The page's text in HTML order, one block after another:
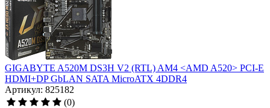
GIGABYTE A520M DS3H V2 (RTL) AM4 <AMD A520> PCI-E
HDMI+DP GbLAN SATA MicroATX 4DDR4
Артикул: 825182
(0)